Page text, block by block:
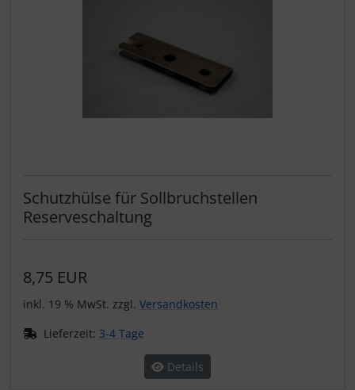
Schutzhülse für Sollbruchstellen
Reserveschaltung
8,75 EUR
inkl. 19 % MwSt. zzgl. Versandkosten
Lieferzeit: 3-4 Tage
Details